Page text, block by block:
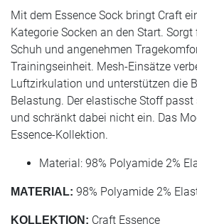
Mit dem Essence Sock bringt Craft
Kategorie Socken an den Start.
Schuh und angenehmen
Trainingseinheit. Mesh-Einsätze
Luftzirkulation und unterstützen die
Belastung. Der elastische Stoff
und schränkt dabei nicht ein. Das
Essence-Kollektion.
Material: 98% Polyamide 2%
MATERIAL: 98% Polyamide 2%
KOLLEKTION: Craft Essence